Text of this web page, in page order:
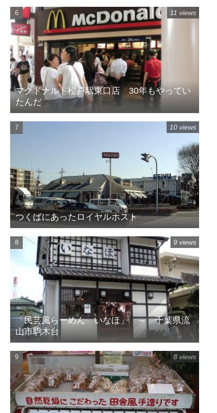
マクドナルド松戸駅東口店 30年もやってい
たんだ
11 views
つくばにあったロイヤルホスト
10 views
「民芸風らーめん いなほ」 ～ 千葉県流
山市駒木台
9 views
8 views